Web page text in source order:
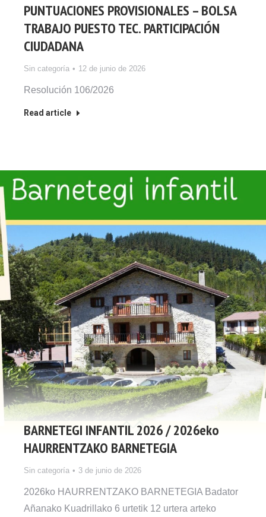
PUNTUACIONES PROVISIONALES – BOLSA
TRABAJO PUESTO TEC. PARTICIPACIÓN
CIUDADANA
Sin categoría 12 de junio de 2026
Resolución 106/2026
Read article
BARNETEGI INFANTIL 2026 / 2026eko
HAURRENTZAKO BARNETEGIA
Sin categoría 3 de junio de 2026
2026ko HAURRENTZAKO BARNETEGIA Badator
Añanako Kuadrillako 6 urtetik 12 urtera arteko